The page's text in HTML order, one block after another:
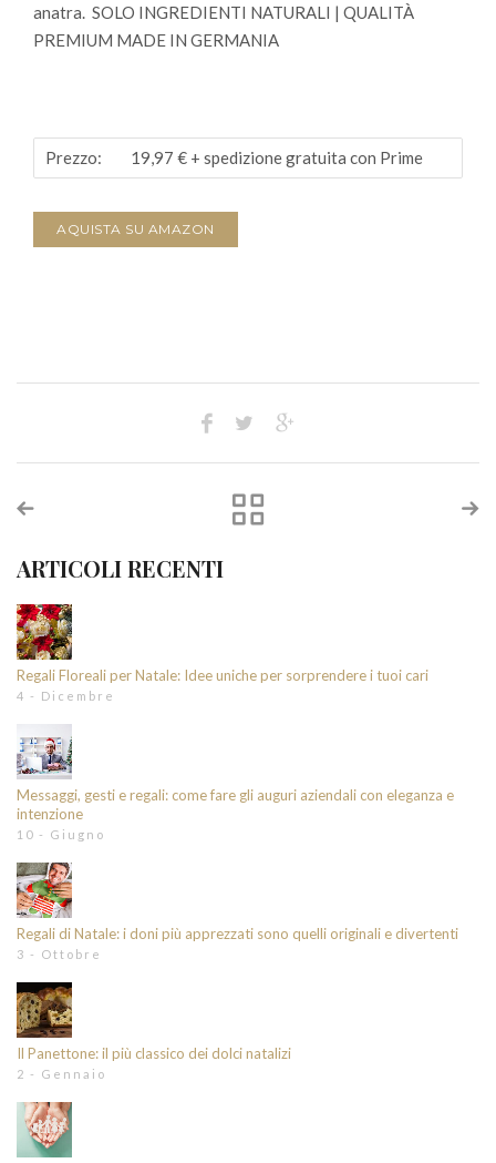
anatra. SOLO INGREDIENTI NATURALI | QUALITÀ
PREMIUM MADE IN GERMANIA
Prezzo: 19,97 € + spedizione gratuita con Prime
AQUISTA SU AMAZON
ARTICOLI RECENTI
Regali Floreali per Natale: Idee uniche per sorprendere i tuoi cari
4 - Dicembre
Messaggi, gesti e regali: come fare gli auguri aziendali con eleganza e
intenzione
10 - Giugno
Regali di Natale: i doni più apprezzati sono quelli originali e divertenti
3 - Ottobre
Il Panettone: il più classico dei dolci natalizi
2 - Gennaio